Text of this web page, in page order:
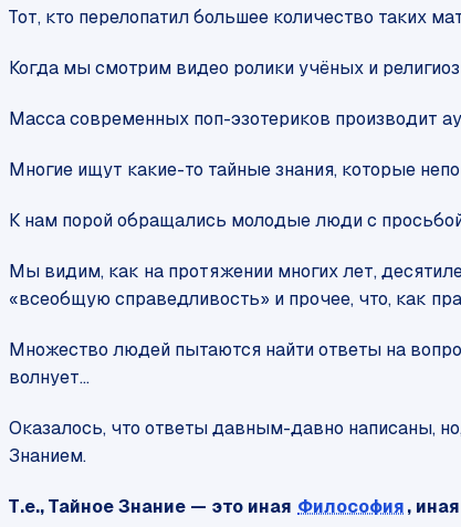
Тот, кто перелопатил большее количество таких
Когда мы смотрим видео ролики учёных и
Масса современных поп-эзотериков производит
Многие ищут какие-то тайные знания, которые
К нам порой обращались молодые люди с
Мы видим, как на протяжении многих лет,
«всеобщую справедливость» и прочее, что, как
Множество людей пытаются найти ответы на
волнует...
Оказалось, что ответы давным-давно написаны,
Знанием.
Т.е., Тайное Знание — это иная Философия, иная